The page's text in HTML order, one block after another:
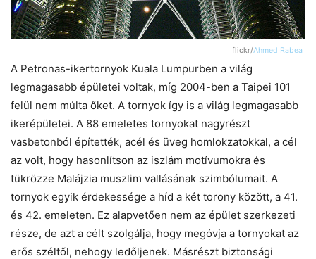
flickr/Ahmed Rabea
A Petronas-ikertornyok Kuala Lumpurben a világ
legmagasabb épületei voltak, míg 2004-ben a Taipei 101
felül nem múlta őket. A tornyok így is a világ legmagasabb
ikerépületei. A 88 emeletes tornyokat nagyrészt
vasbetonból építették, acél és üveg homlokzatokkal, a cél
az volt, hogy hasonlítson az iszlám motívumokra és
tükrözze Malájzia muszlim vallásának szimbólumait. A
tornyok egyik érdekessége a híd a két torony között, a 41.
és 42. emeleten. Ez alapvetően nem az épület szerkezeti
része, de azt a célt szolgálja, hogy megóvja a tornyokat az
erős széltől, nehogy ledőljenek. Másrészt biztonsági